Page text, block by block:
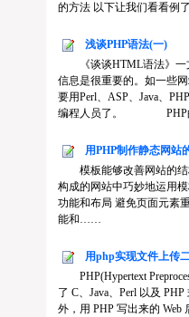
的方法 以下让我们看看例
浅谈PHP语法(一)
《谈谈HTML语法》一文
信息是很重要的。如一些
要用Perl、ASP、Java、
编程人员了。
用PHP制作静态网站
模板能够改善网站的结
构成的网站中巧妙地运用
功能和布局 避免页面元素
能和……
用php实现文件上传
PHP(Hypertext
了 C、Java、Perl 以及
外，用 PHP 写出来的